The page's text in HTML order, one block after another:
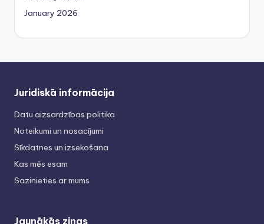
January 2026
Juridiskā informācija
Datu aizsardzības politika
Noteikumi un nosacījumi
Sīkdatnes un izsekošana
Kas mēs esam
Sazinieties ar mums
Jaunākās ziņas